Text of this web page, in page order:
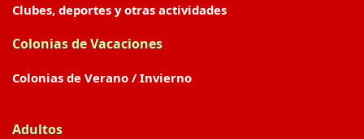
Clubes, deportes y otras actividades
Colonias de Vacaciones
Colonias de Verano / Invierno
Adultos